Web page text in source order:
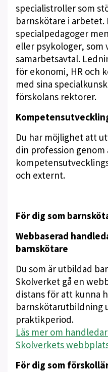
specialistroller som
barnskötare i arbetet.
specialpedagoger
eller psykologer, som
samarbetsavtal.
för ekonomi, HR och
med sina
förskolans rektorer.
Du har möjlighet att
din profession
och externt.
För dig som
Webbaserad
barnskötare
Du som är utbildad
Skolverket gå en
distans för att kunna
barnskötarutbildning
praktikperiod.
Läs mer om
Skolverkets
För dig som